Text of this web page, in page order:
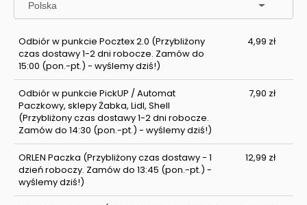
Odbiór w punkcie Pocztex 2.0 (Przybliżony
czas dostawy 1-2 dni robocze. Zamów do
15:00 (pon.-pt.) - wyślemy dziś!)
4,99 zł
Odbiór w punkcie PickUP / Automat
Paczkowy, sklepy Żabka, Lidl, Shell
(Przybliżony czas dostawy 1-2 dni robocze.
Zamów do 14:30 (pon.-pt.) - wyślemy dziś!)
7,90 zł
ORLEN Paczka (Przybliżony czas dostawy - 1
dzień roboczy. Zamów do 13:45 (pon.-pt.) -
wyślemy dziś!)
12,99 zł